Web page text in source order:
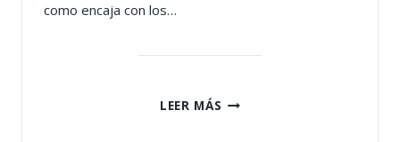
como encaja con los…
LEER MÁS REIKI